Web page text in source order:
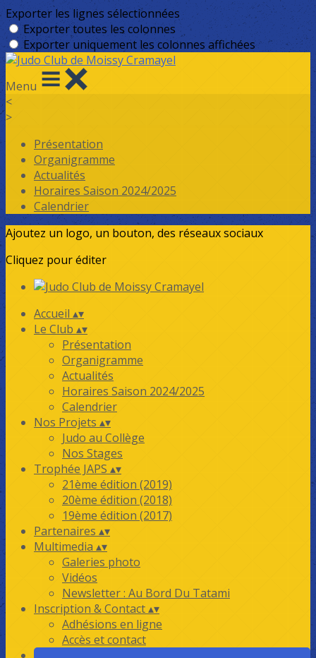
Exporter les lignes sélectionnées
Exporter toutes les colonnes
Exporter uniquement les colonnes affichées
Menu
<
>
Présentation
Organigramme
Actualités
Horaires Saison 2024/2025
Calendrier
Ajoutez un logo, un bouton, des réseaux sociaux
Cliquez pour éditer
Accueil ▴▾
Le Club ▴▾
Présentation
Organigramme
Actualités
Horaires Saison 2024/2025
Calendrier
Nos Projets ▴▾
Judo au Collège
Nos Stages
Trophée JAPS ▴▾
21ème édition (2019)
20ème édition (2018)
19ème édition (2017)
Partenaires ▴▾
Multimedia ▴▾
Galeries photo
Vidéos
Newsletter : Au Bord Du Tatami
Inscription & Contact▴▾
Adhésions en ligne
Accès et contact